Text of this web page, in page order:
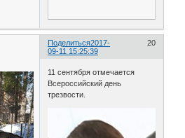
Поделиться 20
2017-
09-11 15:25:39
11 сентября отмечается
Всероссийский день
трезвости.